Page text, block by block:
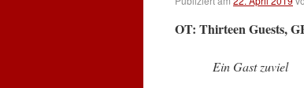
OT: Thirteen Guests,
Ein Gast zuviel